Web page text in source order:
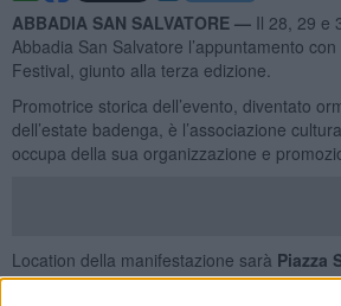
ABBADIA SAN SALVATORE — Il 28, 29 e
Abbadia San Salvatore l’appuntamento
Festival, giunto alla terza edizione.
Promotrice storica dell’evento, diventato
dell’estate badenga, è l’associazione
occupa della sua organizzazione e
Location della manifestazione sarà Piazza
cuore del centro storico medievale.